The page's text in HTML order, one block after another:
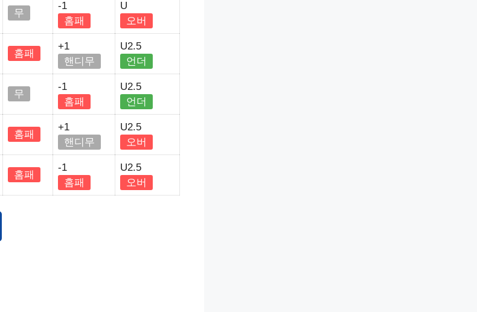
무
-1
홈패
U
오버
홈패
+1
핸디무
U2.5
언더
무
-1
홈패
U2.5
언더
홈패
+1
핸디무
U2.5
오버
홈패
-1
홈패
U2.5
오버